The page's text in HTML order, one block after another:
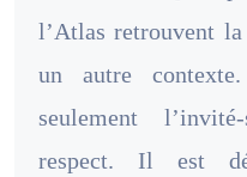
l’Atlas retrouvent
un autre
seulement
respect. Il est